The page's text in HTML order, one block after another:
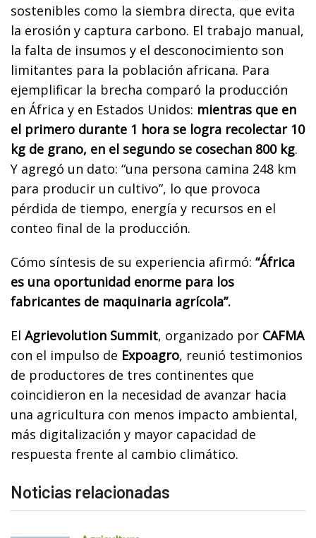
sostenibles como la siembra directa, que evita
la erosión y captura carbono. El trabajo manual,
la falta de insumos y el desconocimiento son
limitantes para la población africana. Para
ejemplificar la brecha comparó la producción
en África y en Estados Unidos: mientras que en
el primero durante 1 hora se logra recolectar 10
kg de grano, en el segundo se cosechan 800 kg.
Y agregó un dato: “una persona camina 248 km
para producir un cultivo”, lo que provoca
pérdida de tiempo, energía y recursos en el
conteo final de la producción.
Cómo síntesis de su experiencia afirmó: “África
es una oportunidad enorme para los
fabricantes de maquinaria agrícola”.
El Agrievolution Summit, organizado por CAFMA
con el impulso de Expoagro, reunió testimonios
de productores de tres continentes que
coincidieron en la necesidad de avanzar hacia
una agricultura con menos impacto ambiental,
más digitalización y mayor capacidad de
respuesta frente al cambio climático.
Noticias relacionadas